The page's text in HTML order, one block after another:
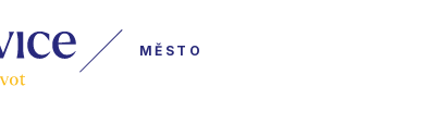
MĚSTO